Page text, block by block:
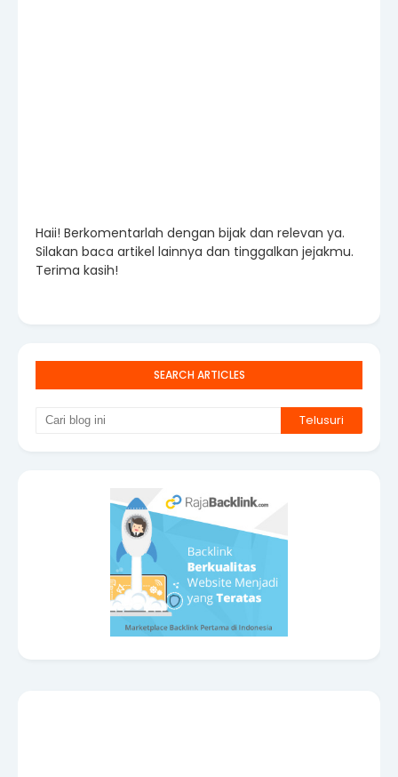
Haii! Berkomentarlah dengan bijak dan relevan ya.
Silakan baca artikel lainnya dan tinggalkan jejakmu.
Terima kasih!
SEARCH ARTICLES